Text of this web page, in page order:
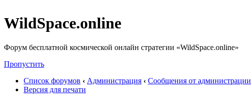
WildSpace.online
Форум бесплатной космической онлайн стратегии «WildSpace.online»
Пропустить
Список форумов ‹ Администрация ‹ Сообщения от администрации
Версия для печати